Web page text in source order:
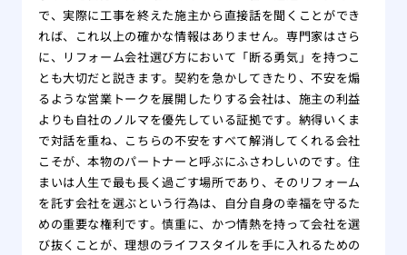
で、実際に工事を終えた施主から直接話を聞くことができ
れば、これ以上の確かな情報はありません。専門家はさら
に、リフォーム会社選び方において「断る勇気」を持つこ
とも大切だと説きます。契約を急かしてきたり、不安を煽
るような営業トークを展開したりする会社は、施主の利益
よりも自社のノルマを優先している証拠です。納得いくま
で対話を重ね、こちらの不安をすべて解消してくれる会社
こそが、本物のパートナーと呼ぶにふさわしいのです。住
まいは人生で最も長く過ごす場所であり、そのリフォーム
を託す会社を選ぶという行為は、自分自身の幸福を守るた
めの重要な権利です。慎重に、かつ情熱を持って会社を選
び抜くことが、理想のライフスタイルを手に入れるための